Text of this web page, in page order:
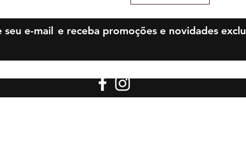
seu e-mail e receba promoções e novidades